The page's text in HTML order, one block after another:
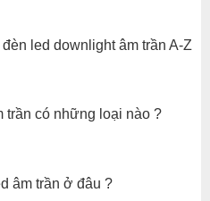
–IP54 cho nắp trước, thích
led downlight âm trần A-Z
trần có những loại nào ?
âm trần ở đâu ?